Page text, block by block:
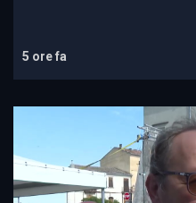
5 ore fa